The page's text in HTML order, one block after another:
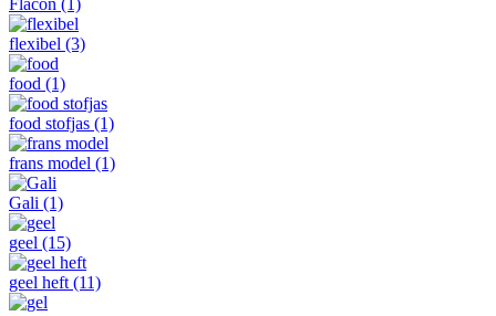
flexibel (3)
food (1)
food stofjas (1)
frans model (1)
Gali (1)
geel (15)
geel heft (11)